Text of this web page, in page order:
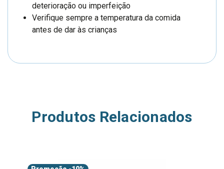
deterioração ou imperfeição
Verifique sempre a temperatura da comida
antes de dar às crianças
Produtos Relacionados